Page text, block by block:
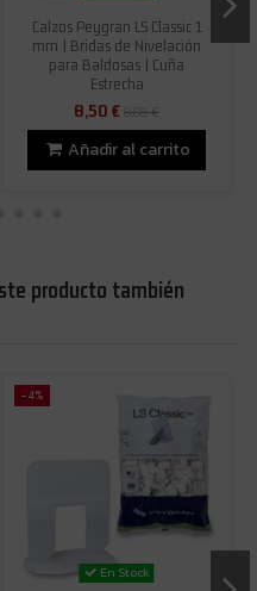
Calzos Peygran LS Classic 1
mm | Bridas de Nivelación
para Baldosas | Cuña
Estrecha
8,50 €8,88 €
Añadir al carrito
producto también
-4%
En Stock